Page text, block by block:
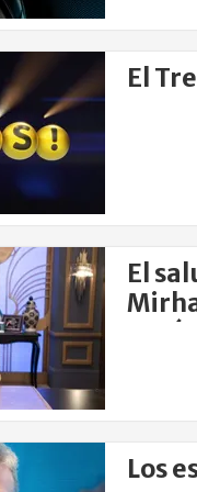
El
El
Darín
Los